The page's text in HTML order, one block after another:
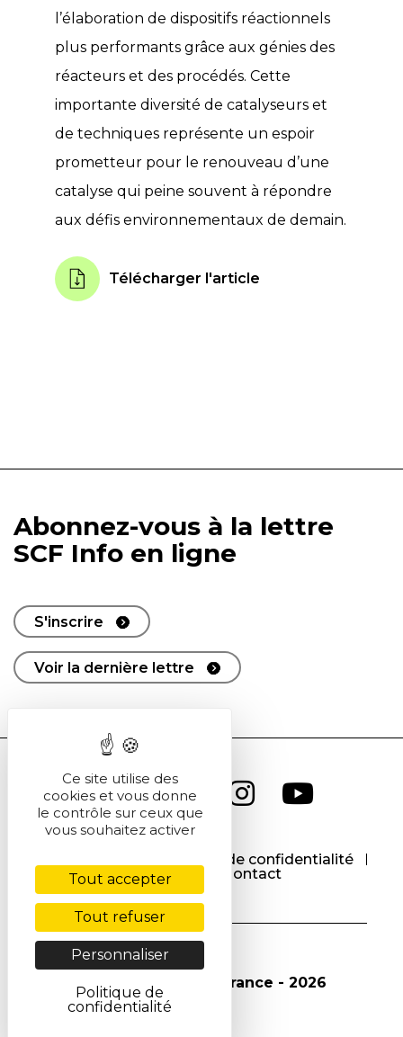
l’élaboration de dispositifs réactionnels
plus performants grâce aux génies des
réacteurs et des procédés. Cette
importante diversité de catalyseurs et
de techniques représente un espoir
prometteur pour le renouveau d’une
catalyse qui peine souvent à répondre
aux défis environnementaux de demain.
Télécharger l'article
Abonnez-vous à la lettre
SCF Info en ligne
S'inscrire
Voir la dernière lettre
Politique de confidentialité
Cookies
Contact
© Société Chimique de France - 2026
Ce site utilise des
cookies et vous donne
le contrôle sur ceux que
vous souhaitez activer
Tout accepter
Tout refuser
Personnaliser
Politique de
confidentialité